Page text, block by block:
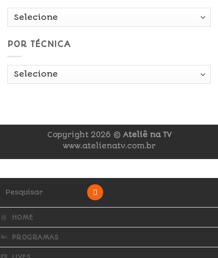
POR TÉCNICA
Copyright 2026 © Ateliê na TV
www.atelienatv.com.br
HOME
PROGRAMAS